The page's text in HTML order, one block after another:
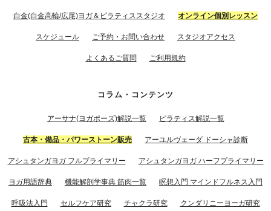
白金(白金高輪/広尾)ヨガ＆ピラティススタジオ オンライン個別レッスン
スケジュール ご予約・お問い合わせ スタジオアクセス
よくあるご質問 ご利用規約
コラム・コンテンツ
アーサナ(ヨガポーズ)解説一覧 ピラティス解説一覧
古本・備品・パワーストーン販売 アーユルヴェーダ ドーシャ診断
アシュタンガヨガ フルプライマリー アシュタンガヨガ ハーフプライマリー
ヨガ用語辞典 機能解剖学事典 筋肉一覧 瞑想入門 マインドフルネス入門
呼吸法入門 セルフケア研究 チャクラ研究 クンダリニーヨーガ研究